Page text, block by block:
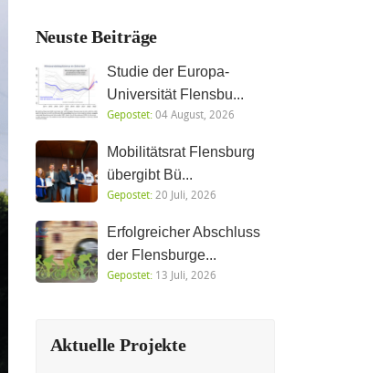
Neuste Beiträge
Studie der Europa-
Universität Flensbu...
Gepostet:04 August, 2026
Mobilitätsrat Flensburg
übergibt Bü...
Gepostet:20 Juli, 2026
Erfolgreicher Abschluss
der Flensburge...
Gepostet:13 Juli, 2026
Aktuelle Projekte